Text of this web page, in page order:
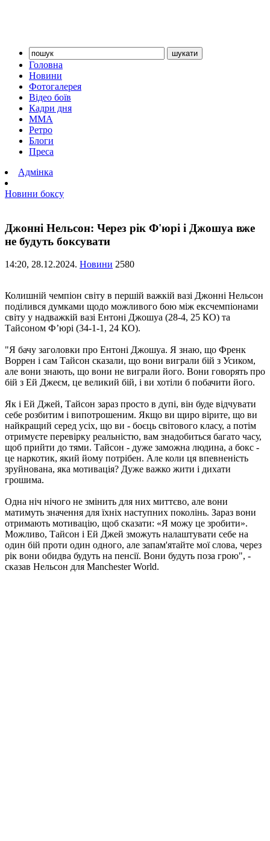
Головна
Новини
Фотогалерея
Відео боїв
Кадри дня
ММА
Ретро
Блоги
Преса
Адмінка
Новини боксу
Джонні Нельсон: Через рік Ф'юрі і Джошуа вже
не будуть боксувати
14:20, 28.12.2024. Новини 2580
Колишній чемпіон світу в першій важкій вазі Джонні Нельсон
поділився думками щодо можливого бою між ексчемпіонами
світу у надважкій вазі Ентоні Джошуа (28-4, 25 КО) та
Тайсоном Ф’юрі (34-1-1, 24 КО).
"Я бачу заголовки про Ентоні Джошуа. Я знаю, що Френк
Воррен і сам Тайсон сказали, що вони виграли бій з Усиком,
але вони знають, що вони не виграли його. Вони говорять про
бій з Ей Джеєм, це великий бій, і ви хотіли б побачити його.
Як і Ей Джей, Тайсон зараз просто в дупі, він буде відчувати
себе розбитим і випотрошеним. Якщо ви щиро вірите, що ви
найкращий серед усіх, що ви - боєць світового класу, а потім
отримуєте перевірку реальністю, вам знадобиться багато часу,
щоб прийти до тями. Тайсон - дуже заможна людина, а бокс -
це наркотик, який йому потрібен. Але коли ця впевненість
зруйнована, яка мотивація? Дуже важко жити і дихати
грошима.
Одна ніч нічого не змінить для них миттєво, але вони
матимуть значення для їхніх наступних поколінь. Зараз вони
отримають мотивацію, щоб сказати: «Я можу це зробити».
Можливо, Тайсон і Ей Джей зможуть налаштувати себе на
один бій проти один одного, але запам'ятайте мої слова, через
рік вони обидва будуть на пенсії. Вони будуть поза грою", -
сказав Нельсон для Manchester World.